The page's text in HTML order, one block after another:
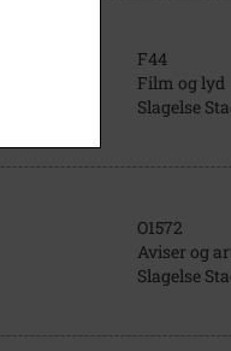
F44
Film og lyd
Slagelse
O1572
Aviser og
Slagelse